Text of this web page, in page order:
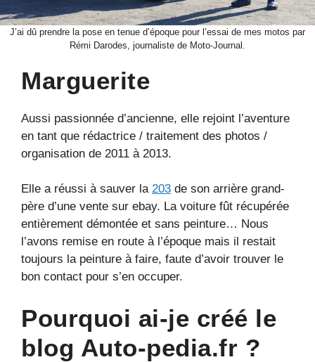
J’ai dû prendre la pose en tenue d’époque pour l’essai de mes motos par
Rémi Darodes, journaliste de Moto-Journal.
Marguerite
Aussi passionnée d’ancienne, elle rejoint l’aventure
en tant que rédactrice / traitement des photos /
organisation de 2011 à 2013.
Elle a réussi à sauver la 203 de son arrière grand-
père d’une vente sur ebay. La voiture fût récupérée
entièrement démontée et sans peinture… Nous
l’avons remise en route à l’époque mais il restait
toujours la peinture à faire, faute d’avoir trouver le
bon contact pour s’en occuper.
Pourquoi ai-je créé le
blog Auto-pedia.fr ?